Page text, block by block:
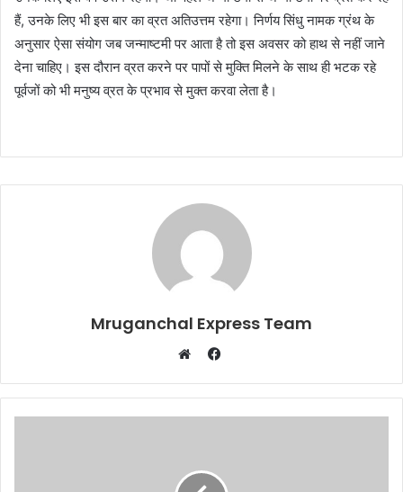
हैं, उनके लिए भी इस बार का व्रत अतिउत्तम रहेगा। निर्णय सिंधु नामक ग्रंथ के
अनुसार ऐसा संयोग जब जन्माष्टमी पर आता है तो इस अवसर को हाथ से नहीं जाने
देना चाहिए। इस दौरान व्रत करने पर पापों से मुक्ति मिलने के साथ ही भटक रहे
पूर्वजों को भी मनुष्य व्रत के प्रभाव से मुक्त करवा लेता है।
Mruganchal Express Team
Facebook